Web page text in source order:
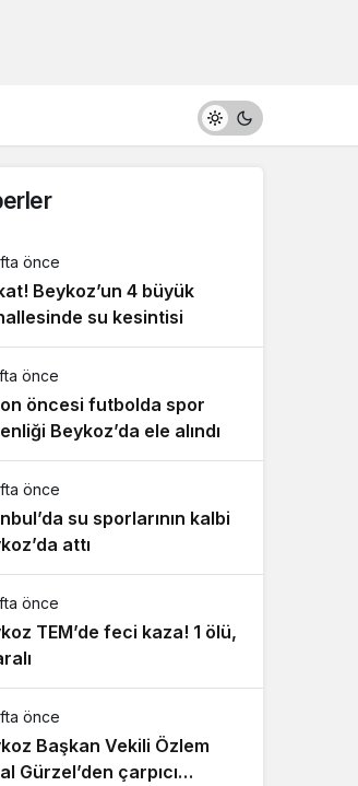
önce
Beykoz’un 4 büyük
su kesintisi
önce
öncesi futbolda spor
Beykoz’da ele alındı
önce
su sporlarının kalbi
attı
önce
TEM’de feci kaza! 1 ölü,
önce
Başkan Vekili Özlem
Gürzel’den çarpıcı